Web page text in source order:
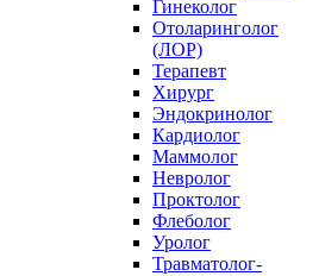
Гинеколог
Отоларинголог
(ЛОР)
Терапевт
Хирург
Эндокринолог
Кардиолог
Маммолог
Невролог
Проктолог
Флеболог
Уролог
Травматолог-